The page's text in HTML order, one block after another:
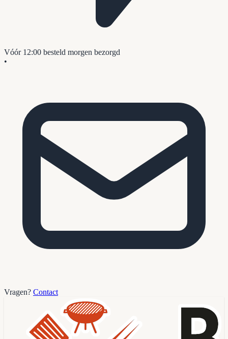
Vóór 12:00 besteld morgen bezorgd
•
Vragen? Contact